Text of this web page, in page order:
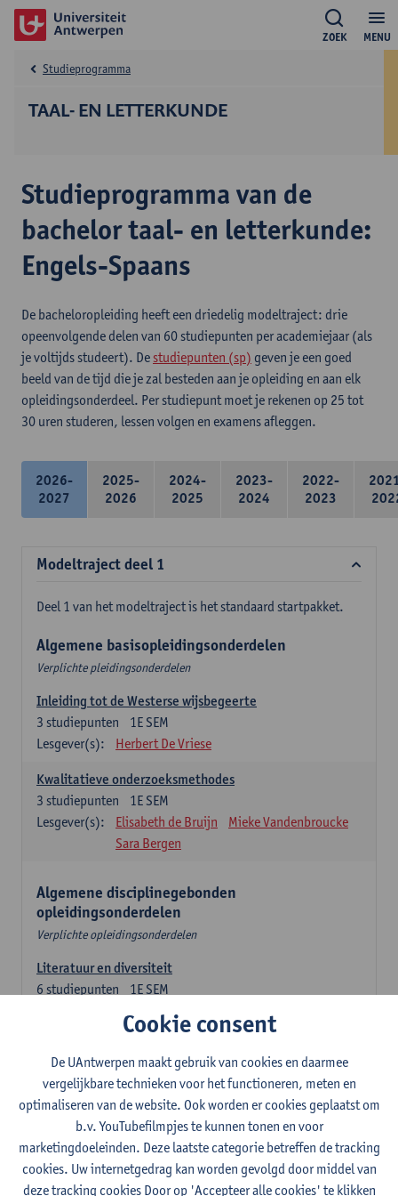
MENU
ZOEK
TAAL- EN LETTERKUNDE
Studieprogramma
Studieprogramma van de
bachelor taal- en letterkunde:
Engels-Spaans
De bacheloropleiding heeft een driedelig modeltraject: drie
opeenvolgende delen van 60 studiepunten per academiejaar (als
je voltijds studeert). De studiepunten (sp) geven je een goed
beeld van de tijd die je zal besteden aan je opleiding en aan elk
opleidingsonderdeel. Per studiepunt moet je rekenen op 25 tot
30 uren studeren, lessen volgen en examens afleggen.
2026-
2027
2025-
2026
2024-
2025
2023-
2024
2022-
2023
Modeltraject deel 1
Deel 1 van het modeltraject is het standaard startpakket.
Algemene basisopleidingsonderdelen
Verplichte pleidingsonderdelen
Inleiding tot de Westerse wijsbegeerte
1E SEM
3 studiepunten
Lesgever(s):
Herbert De Vriese
Kwalitatieve onderzoeksmethodes
1E SEM
3 studiepunten
Lesgever(s):
Elisabeth de Bruijn
Mieke Vandenbroucke
Sara Bergen
Algemene disciplinegebonden
opleidingsonderdelen
Verplichte opleidingsonderdelen
Literatuur en diversiteit
1E SEM
6 studiepunten
Remco Sleiderink
2E SEM
studiepunten
Lesgever(s):
Astrid De Wit Peter Petré
Engels: verplichte opleidingsonderdelen
Engels: taalbeheersing 1
Cookie consent
De UAntwerpen maakt gebruik van cookies en daarmee
vergelijkbare technieken voor het functioneren, meten en
optimaliseren van de website. Ook worden er cookies geplaatst om
b.v. YouTubefilmpjes te kunnen tonen en voor
marketingdoeleinden. Deze laatste categorie betreffen de tracking
cookies. Uw internetgedrag kan worden gevolgd door middel van
deze tracking cookies Door op 'Accepteer alle cookies' te klikken